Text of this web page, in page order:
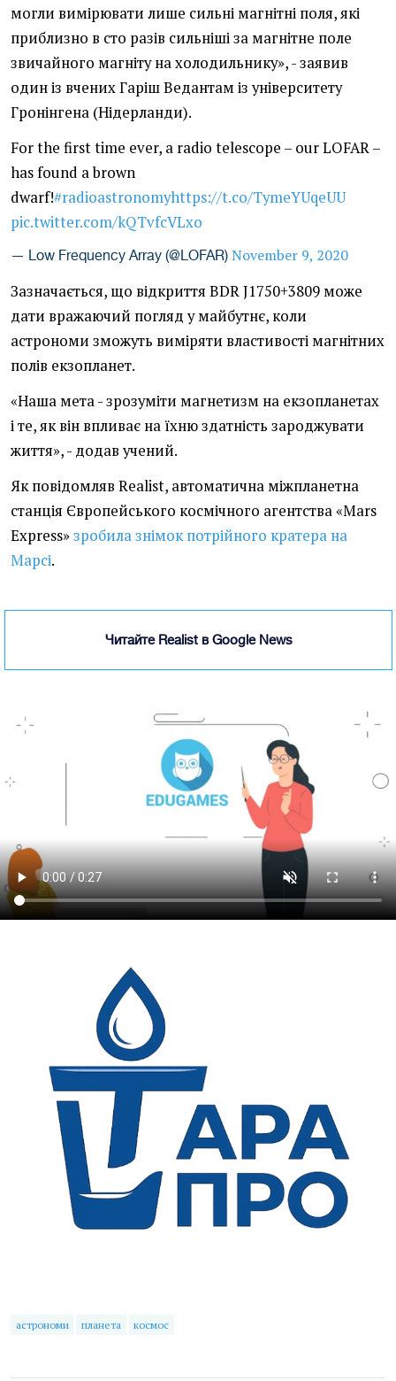
могли вимірювати лише сильні магнітні поля, які
приблизно в сто разів сильніші за магнітне поле
звичайного магніту на холодильнику», - заявив
один із вчених Гаріш Ведантам із університету
Гронінгена (Нідерланди).
For the first time ever, a radio telescope – our LOFAR –
has found a brown
dwarf!#radioastronomyhttps://t.co/TymeYUqeUU
pic.twitter.com/kQTvfcVLxo
— Low Frequency Array (@LOFAR) November 9, 2020
Зазначається, що відкриття BDR J1750+3809 може
дати вражаючий погляд у майбутнє, коли
астрономи зможуть виміряти властивості магнітних
полів екзопланет.
«Наша мета - зрозуміти магнетизм на екзопланетах
і те, як він впливає на їхню здатність зароджувати
життя», - додав учений.
Як повідомляв Realist, автоматична міжпланетна
станція Європейського космічного агентства «Mars
Express»зробила знімок потрійного кратера на
Марсі.
Читайте Realist в Google News
астрономи планета космос